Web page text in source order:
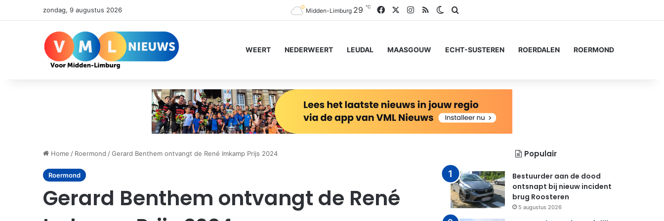
zondag, 9 augustus 2026 Midden-Limburg 29 ℃ FacebookInstagram
RSS Switch skin
WEERT NEDERWEERT LEUDAL MAASGOUW ECHT-SUSTEREN ROERDALEN ROERMOND
Home / Roermond /Gerard Benthem ontvangt de René Imkamp Prijs 2024
Roermond
Gerard Benthem ontvangt de René
Populair
Bestuurder aan de dood
ontsnapt bij nieuw incident
brug Roosteren
5 augustus 2026